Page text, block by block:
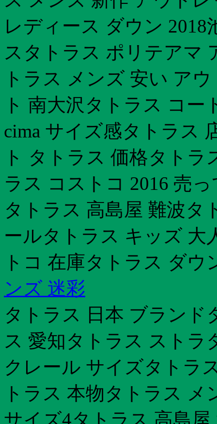
レディース ダウン
スタトラス ポリテアマ
トラス メンズ 安い ア
ト 南大沢タトラス コ
cima サイズ感タトラス
ト タトラス 価格タトラ
ラス コストコ 2016 売
タトラス 高島屋 難波タ
ールタトラス キッズ 大
トコ 在庫タトラス ダ
ンズ 迷彩
タトラス 日本 ブランド
ス 愛知タトラス ストラ
クレール サイズタトラ
トラス 本物タトラス
サイズ4タトラス 高島